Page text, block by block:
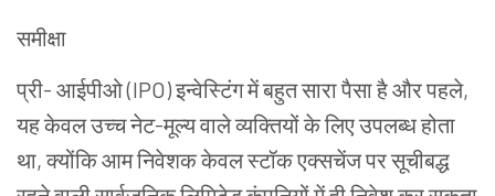
समीक्षा
प्री- आईपीओ (IPO) इन्वेस्टिंग में बहुत सारा पैसा है और पहले,
यह केवल उच्च नेट-मूल्य वाले व्यक्तियों के लिए उपलब्ध होता
था, क्योंकि आम निवेशक केवल स्टॉक एक्सचेंज पर सूचीबद्ध